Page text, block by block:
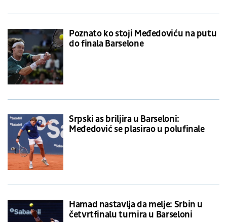
Poznato ko stoji Međedoviću na putu
do finala Barselone
Srpski as briljira u Barseloni:
Međedović se plasirao u polufinale
Hamad nastavlja da melje: Srbin u
četvrtfinalu turnira u Barseloni